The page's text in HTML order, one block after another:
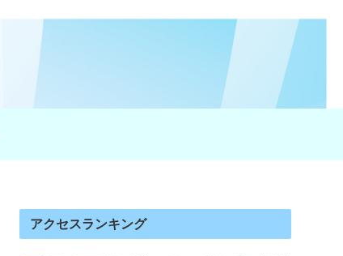
アクセスランキング